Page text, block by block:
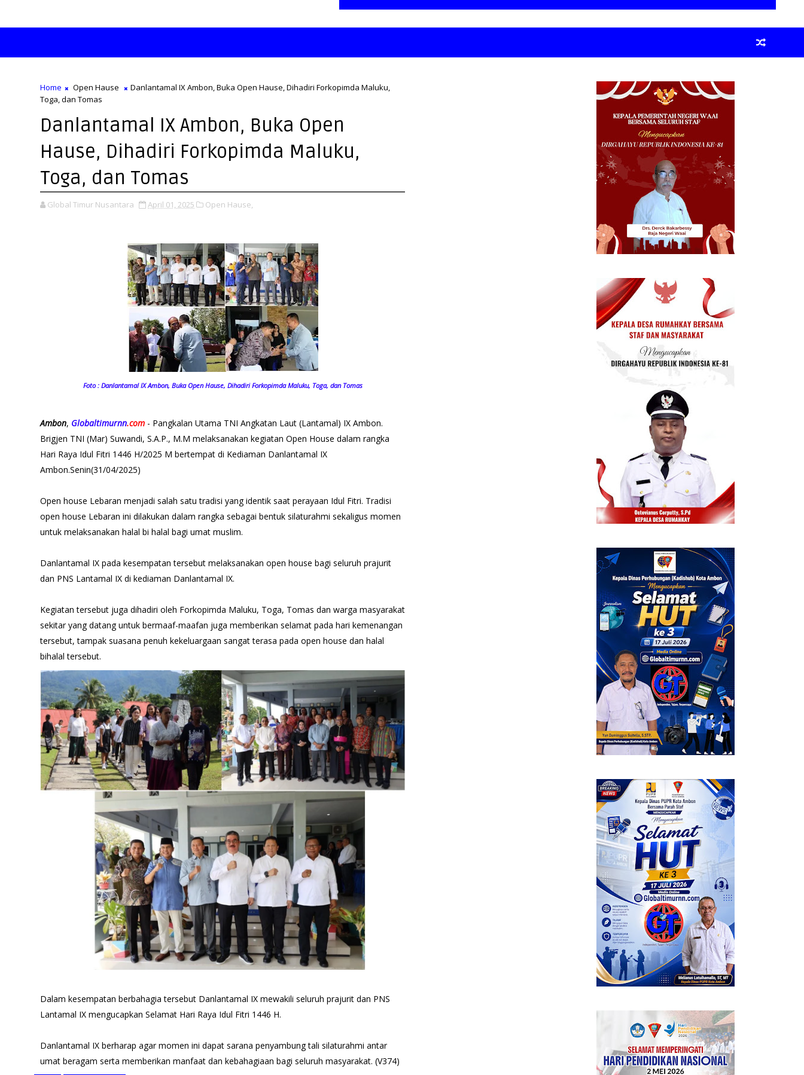
Home Open Hause
Danlantamal IX Ambon, Buka Open Hause, Dihadiri Forkopimda Maluku,
Toga, dan Tomas
Danlantamal IX Ambon, Buka Open
Hause, Dihadiri Forkopimda Maluku,
Toga, dan Tomas
Global Timur Nusantara April 01, 2025 Open Hause,
Foto : Danlantamal IX Ambon, Buka Open Hause, Dihadiri Forkopimda Maluku, Toga, dan Tomas
Ambon, Globaltimurnn.com - Pangkalan Utama TNI Angkatan Laut (Lantamal) IX Ambon.
Brigjen TNI (Mar) Suwandi, S.A.P., M.M melaksanakan kegiatan Open House dalam rangka
Hari Raya Idul Fitri 1446 H/2025 M bertempat di Kediaman Danlantamal IX
Ambon.Senin(31/04/2025)
Open house Lebaran menjadi salah satu tradisi yang identik saat perayaan Idul Fitri. Tradisi
open house Lebaran ini dilakukan dalam rangka sebagai bentuk silaturahmi sekaligus momen
untuk melaksanakan halal bi halal bagi umat muslim.
Danlantamal IX pada kesempatan tersebut melaksanakan open house bagi seluruh prajurit
dan PNS Lantamal IX di kediaman Danlantamal IX.
Kegiatan tersebut juga dihadiri oleh Forkopimda Maluku, Toga, Tomas dan warga masyarakat
sekitar yang datang untuk bermaaf-maafan juga memberikan selamat pada hari kemenangan
tersebut, tampak suasana penuh kekeluargaan sangat terasa pada open house dan halal
bihalal tersebut.
Dalam kesempatan berbahagia tersebut Danlantamal IX mewakili seluruh prajurit dan PNS
Lantamal IX mengucapkan Selamat Hari Raya Idul Fitri 1446 H.
Danlantamal IX berharap agar momen ini dapat sarana penyambung tali silaturahmi antar
umat beragam serta memberikan manfaat dan kebahagiaan bagi seluruh masyarakat. (V374)